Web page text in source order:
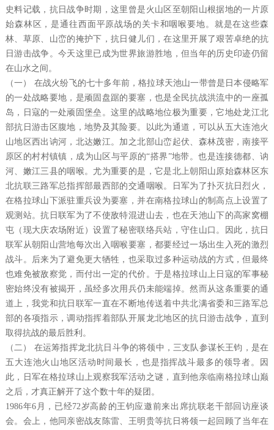
史料记载，抗日战争时期，这里曾是火山区至朝阳山根据地的一片原
始森林区，是通往西面平原战场的关卡和咽喉要地。就是在这些森
林、草原、山峦的掩护下，抗日健儿们，在这里开展了艰苦卓绝的抗
日游击战争。今天这里已成为世界旅游胜地，但当年的历史印迹仍留
在山水之间。
（一） 在战火纷飞的七十多年前，格拉球天池山一带曾是日本侵略军
的一处战略要地，是顽固盘踞的要塞，也是全民抗战洪流中的一座孤
岛，日寇的一处顽固堡垒。这里的战略地位极为重要，它地处龙江北
部抗日游击区腹地，地势及其险要。以此为通道，可以从五大连池火
山地区西出讷河，北达嫩江。加之北部山峦起伏、森林茂密，南接平
原区的村村镇镇，成为山区与平原的“搭界”地带。也是连接德都、讷
河、嫩江三县的咽喉。尤为重要的是，它是北上朝阳山原始森林区东
北抗联三路军总指挥部最西部的交通咽喉。日军为了扑灭抗日烈火，
在格拉球山下派驻重兵设为要塞，并在南格拉球山的制高点上设置了
观测站。抗日联军为了不使敌特混进山去，也在天池山下的高家窝棚
屯（现大庆农场附近）设置了秘密联络兵站，守住山口。因此，抗日
联军从朝阳山营地每次出入咽喉要塞，都要经过一场出生入死的激烈
战斗。后来为了避免更大牺牲，也采取过多种运动战的方式，但最终
也难免被敌察觉，而付出一定的代价。于是格拉球山上日寇的军事秘
密始终没有被揭开，虽经多次用兵仍未能端掉。然而从这条重要的通
道上，我党和抗日联军一直在不断地传送着中共北满省委和三路军总
部的各项指示，调动指挥着部队开展龙北地区的抗日游击战争，直到
取得抗战的最后胜利。
（二） 在运筹指挥龙北抗日斗争的将领中，三支队参谋长王钧，是在
五大连池火山地区活动时间最长，也是指挥战斗最多的领导者。因
此，日军在格拉球山上观察我军活动之谜，直到他亲临南格拉球山巅
之后，才真正解开了这个数十年的疑团。
1986年6月，已经72岁高龄的王钧应邀前来出席抗联老干部回访座谈
会。会上，他同亲密战友陈雷、王明贵等抗日将领一起回顾了当年在